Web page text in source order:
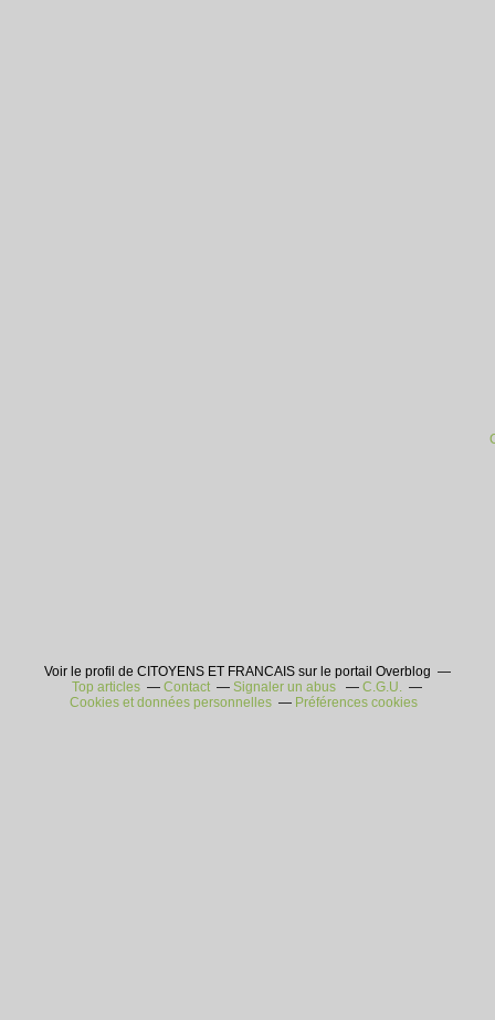
Voir le profil de CITOYENS ET FRANCAIS sur le portail Overblog
Top articles
Contact Signaler un abus
C.G.U.
Cookies et données personnelles
Préférences cookies